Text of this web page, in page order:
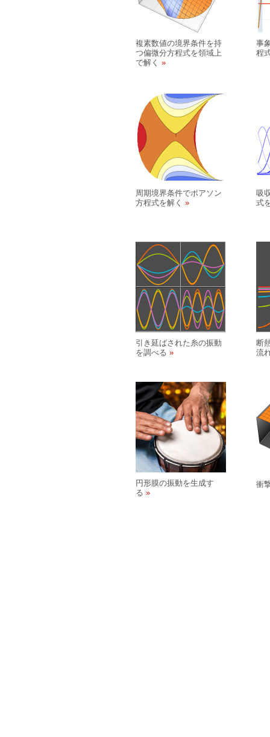
複素数値の境界条件を持
つ偏微分方程式を領域上
で解く
事
程
周期境界条件でポアソン
方程式を解く
吸
式
引き延ばされた糸の振動
を調べる
断
流
円形膜の振動を生成す
る
衝